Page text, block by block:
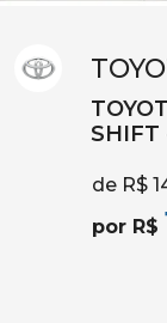
de R$
por R$